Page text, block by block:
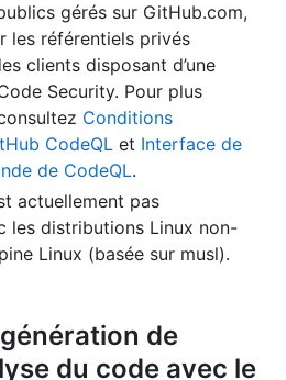
gérés sur GitHub.com,
les référentiels privés
clients disposant d’une
Security. Pour plus
Conditions
CodeQL et Interface de
de CodeQL.
actuellement pas
les distributions Linux non-
Linux (basée sur musl).
de
du code avec le